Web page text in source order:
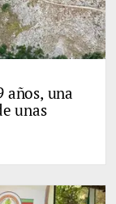
años, una
unas